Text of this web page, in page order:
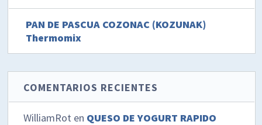
PAN DE PASCUA COZONAC (KOZUNAK)
Thermomix
COMENTARIOS RECIENTES
WilliamRot en QUESO DE YOGURT RAPIDO